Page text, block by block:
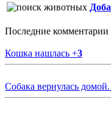
Последние комментарии
Кошка нашлась +3
Собака вернулась домой.